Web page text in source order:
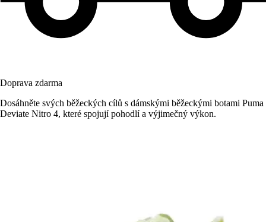
Doprava zdarma
Dosáhněte svých běžeckých cílů s dámskými běžeckými botami Puma
Deviate Nitro 4, které spojují pohodlí a výjimečný výkon.